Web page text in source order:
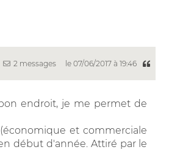
2 messages le 07/06/2017 à 19:46
endroit, je me permet de
et commerciale
début d'année. Attiré par le